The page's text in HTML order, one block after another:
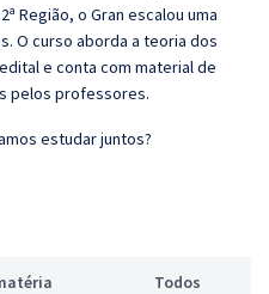
Região, o Gran escalou uma
O curso aborda a teoria dos
e conta com material de
pelos professores.
estudar juntos?
Todos